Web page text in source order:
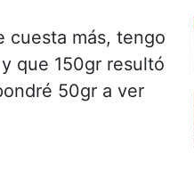
cuesta más, tengo
que 150gr resultó
50gr a ver